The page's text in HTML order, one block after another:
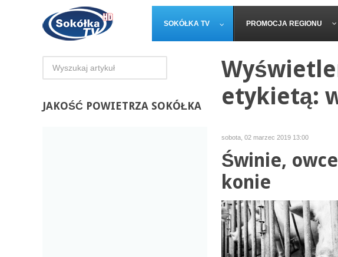
SOKÓŁKA TV PROMOCJA REGIONU
etykietą:
sobota, 02 marzec 2019 13:00
Świnie,
konie
JAKOŚĆ POWIETRZA SOKÓŁKA